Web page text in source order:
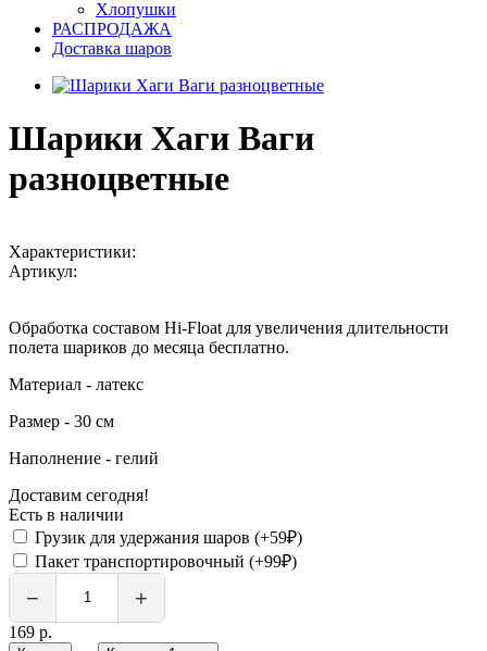
Хлопушки
РАСПРОДАЖА
Доставка шаров
Шарики Хаги Ваги
разноцветные
Характеристики:
Артикул:
Обработка составом Hi-Float для увеличения длительности
полета шариков до месяца бесплатно.
Материал - латекс
Размер - 30 см
Наполнение - гелий
Доставим сегодня!
Есть в наличии
Грузик для удержания шаров (+59₽)
Пакет транспортировочный (+99₽)
− +
169 р.